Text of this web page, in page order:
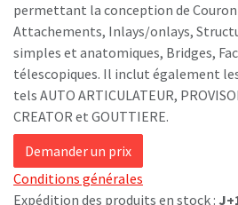
permettant la conception de
Attachements, Inlays/onlays,
simples et anatomiques, Bridges,
télescopiques. Il inclut également
tels AUTO ARTICULATEUR,
CREATOR et GOUTTIERE.
Demander un prix
Conditions générales
Expédition des produits en stock :